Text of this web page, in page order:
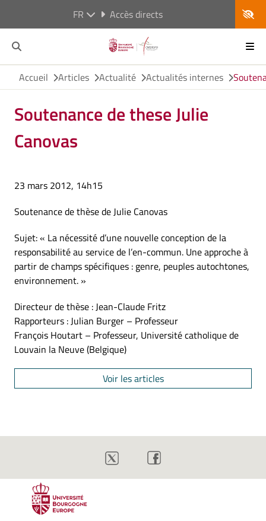
FR Accès directs
Accueil Articles Actualité Actualités internes
Soutenance de these Julie
Canovas
23 mars 2012, 14h15
Soutenance de thèse de Julie Canovas
Sujet: « La nécessité d’une nouvelle conception de la
responsabilité au service de l’en-commun. Une approche à
partir de champs spécifiques : genre, peuples autochtones,
environnement. »
Directeur de thèse : Jean-Claude Fritz
Rapporteurs : Julian Burger – Professeur
François Houtart – Professeur, Université catholique de
Louvain la Neuve (Belgique)
Voir les articles